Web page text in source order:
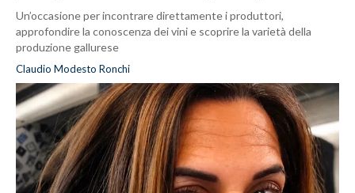
Un’occasione per incontrare direttamente i produttori,
approfondire la conoscenza dei vini e scoprire la varietà della
produzione gallurese
Claudio Modesto Ronchi